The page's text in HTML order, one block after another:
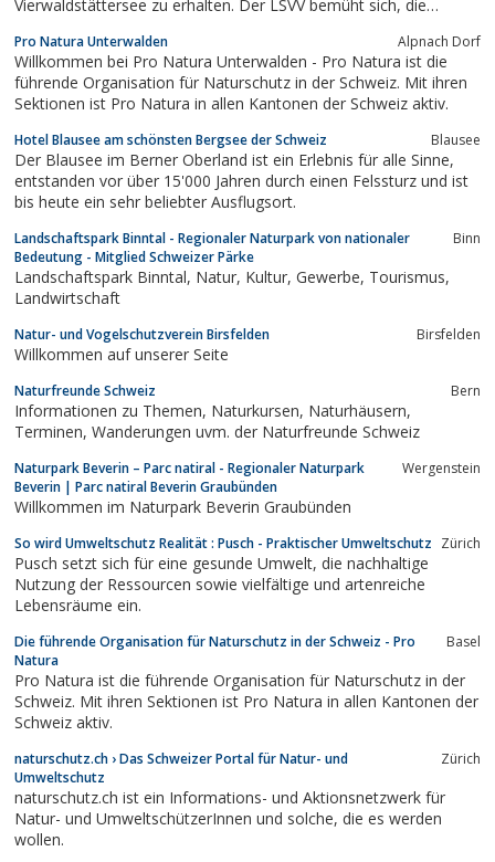
Vierwaldstättersee zu erhalten. Der LSVV bemüht sich, die
Zudem unterstützt er Organisationen mit ähnlichen
Zielsetzungen.
Pro Natura Unterwalden Alpnach Dorf
Willkommen bei Pro Natura Unterwalden - Pro Natura ist die
führende Organisation für Naturschutz in der Schweiz. Mit ihren
Sektionen ist Pro Natura in allen Kantonen der Schweiz aktiv.
Hotel Blausee am schönsten Bergsee der Schweiz Blausee
Der Blausee im Berner Oberland ist ein Erlebnis für alle Sinne,
entstanden vor über 15'000 Jahren durch einen Felssturz und ist
bis heute ein sehr beliebter Ausflugsort.
Landschaftspark Binntal - Regionaler Naturpark von nationaler
Bedeutung - Mitglied Schweizer Pärke
Binn
Landschaftspark Binntal, Natur, Kultur, Gewerbe, Tourismus,
Landwirtschaft
Natur- und Vogelschutzverein Birsfelden Birsfelden
Willkommen auf unserer Seite
Naturfreunde Schweiz Bern
Informationen zu Themen, Naturkursen, Naturhäusern,
Terminen, Wanderungen uvm. der Naturfreunde Schweiz
Naturpark Beverin – Parc natiral - Regionaler Naturpark
Beverin | Parc natiral Beverin Graubünden
Wergenstein
Willkommen im Naturpark Beverin Graubünden
So wird Umweltschutz Realität : Pusch - Praktischer Umweltschutz Zürich
Pusch setzt sich für eine gesunde Umwelt, die nachhaltige
Nutzung der Ressourcen sowie vielfältige und artenreiche
Lebensräume ein.
Die führende Organisation für Naturschutz in der Schweiz - Pro
Natura
Basel
Pro Natura ist die führende Organisation für Naturschutz in der
Schweiz. Mit ihren Sektionen ist Pro Natura in allen Kantonen der
Schweiz aktiv.
naturschutz.ch › Das Schweizer Portal für Natur- und
Umweltschutz
Zürich
naturschutz.ch ist ein Informations- und Aktionsnetzwerk für
Natur- und UmweltschützerInnen und solche, die es werden
wollen.